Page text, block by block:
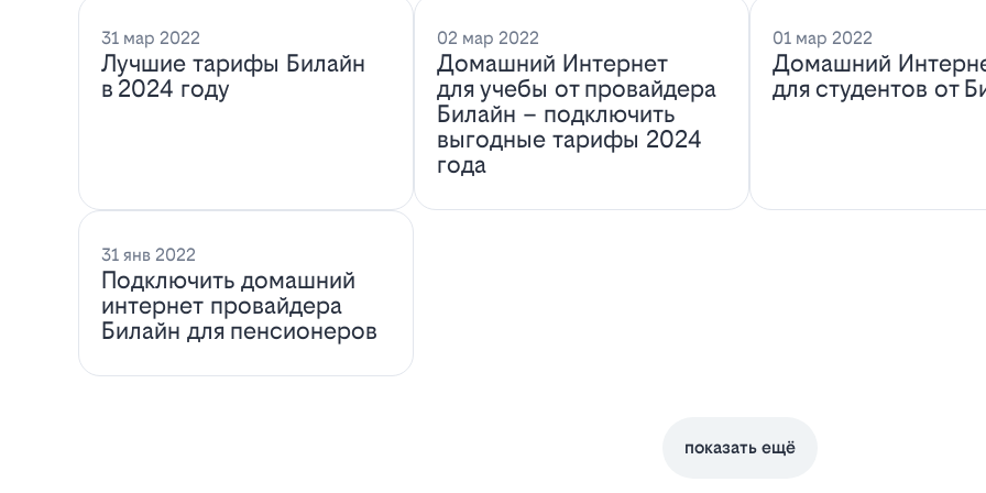
31 мар 2022
Лучшие тарифы Билайн
в 2024 году
02 мар 2022
Домашний Интернет
для учебы от провайдера
Билайн – подключить
выгодные тарифы 2024
года
01 мар 2022
Домашний
для студентов от
31 янв 2022
Подключить домашний
интернет провайдера
Билайн для пенсионеров
показать ещё